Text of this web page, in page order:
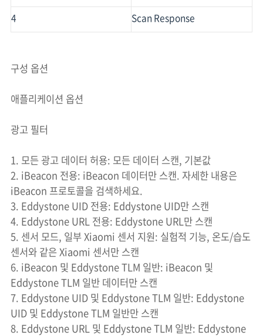
4 Scan Response
구성 옵션
애플리케이션 옵션
광고 필터
1. 모든 광고 데이터 허용: 모든 데이터 스캔, 기본값
2. iBeacon 전용: iBeacon 데이터만 스캔. 자세한 내용은
iBeacon 프로토콜을 검색하세요.
3. Eddystone UID 전용: Eddystone UID만 스캔
4. Eddystone URL 전용: Eddystone URL만 스캔
5. 센서 모드, 일부 Xiaomi 센서 지원: 실험적 기능, 온도/습도
센서와 같은 Xiaomi 센서만 스캔
6. iBeacon 및 Eddystone TLM 일반: iBeacon 및
Eddystone TLM 일반 데이터만 스캔
7. Eddystone UID 및 Eddystone TLM 일반: Eddystone
UID 및 Eddystone TLM 일반만 스캔
8. Eddystone URL 및 Eddystone TLM 일반: Eddystone